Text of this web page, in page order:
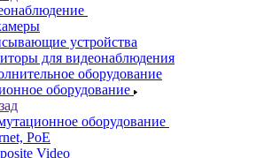
устройства
для видеонаблюдения
оборудование
оборудование
оборудование
PoE
Video